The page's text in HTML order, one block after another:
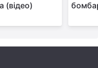
(відео)